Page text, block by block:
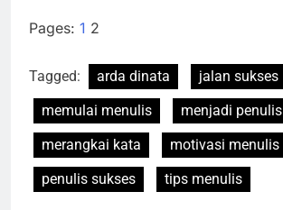
Pages: 1 2
Tagged: arda dinata
jalan sukses
memulai menulis
menjadi penulis
merangkai kata
motivasi menulis
penulis sukses
tips menulis